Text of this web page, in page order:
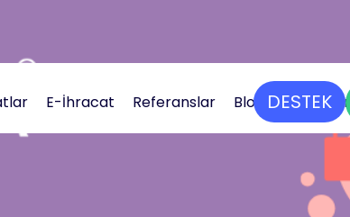
E-İhracat Referanslar Blog Bize Ulaşın
DESTEK